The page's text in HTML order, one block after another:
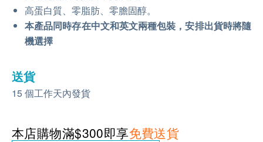
高蛋白質、零脂肪、零膽固醇。
本產品同時存在中文和英文兩種包裝，安排出貨時將隨
機選擇
送貨
15 個工作天內發貨
本店購物滿$300即享免費送貨